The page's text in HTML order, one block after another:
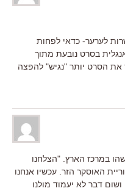
לערער- כדאי לפחות
בסרט נובעת מתוך
את הסרט יותר "נגיש" להפצה
במרכז הארץ. "הצלחנו
האוסקר הזר. עכשיו אנחנו
דבר לא יעמוד מולנו